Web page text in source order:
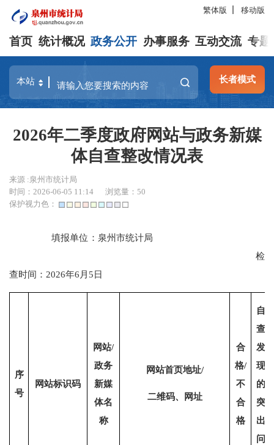
繁体版 移动版
首页 统计概况 政务公开 办事服务 互动交流 专题
长者模式
2026年二季度政府网站与政务新媒
体自查整改情况表
来源 :泉州市统计局
时间：2026-06-05 11:14
浏览量：50
保护视力色：
填报单位：泉州市统计局
检
查时间：2026年6月5日
序
号
网站标识码
网站/
政务
新媒
体名
称
网站首页地址/
二维码、网址
合
格/
不
合
格
自
查
发
现
的
突
出
问